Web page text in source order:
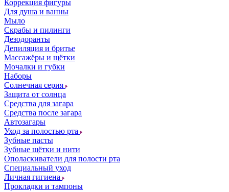
Коррекция фигуры
Для душа и ванны
Мыло
Скрабы и пилинги
Дезодоранты
Депиляция и бритье
Массажёры и щётки
Мочалки и губки
Наборы
Солнечная серия
Защита от солнца
Средства для загара
Средства после загара
Автозагары
Уход за полостью рта
Зубные пасты
Зубные щётки и нити
Ополаскиватели для полости рта
Специальный уход
Личная гигиена
Прокладки и тампоны